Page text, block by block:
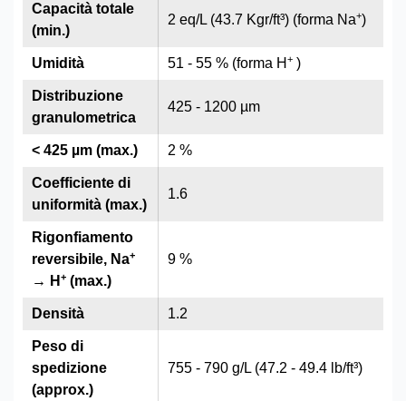
2 eq/L (43.7 Kgr/ft³) (forma Na+)
51 - 55 % (forma H + )
425 - 1200 µm
2 %
1.6
9 %
1.2
755 - 790 g/L (47.2 - 49.4 lb/ft³)
Capacità totale
(min.)
Umidità
Distribuzione
granulometrica
< 425 µm (max.)
Coefficiente di
uniformità (max.)
Rigonfiamento
reversibile, Na+
→ H + (max.)
Densità
Peso di
spedizione
(approx.)